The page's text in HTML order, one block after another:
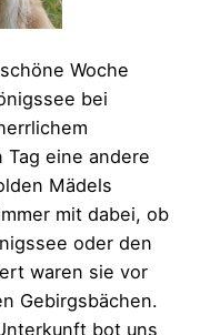
Woche
bei
eine andere
Mädels
mit dabei, ob
oder den
waren sie vor
Gebirgsbächen.
bot uns